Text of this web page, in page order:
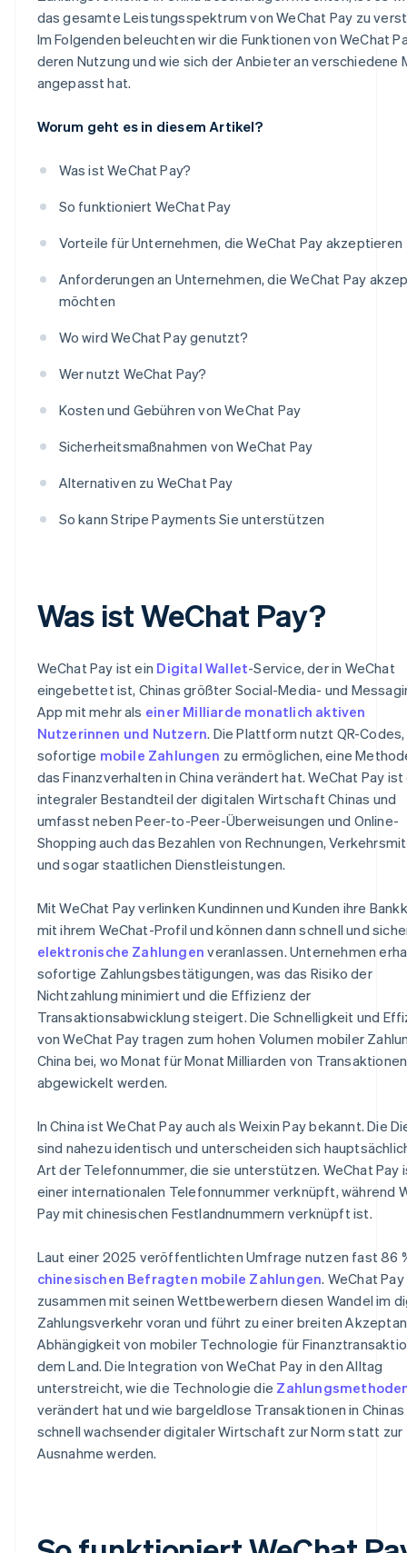
das gesamte Leistungsspektrum von WeChat Pay zu
Im Folgenden beleuchten wir die Funktionen von WeChat
deren Nutzung und wie sich der Anbieter an verschiedene
angepasst hat.
Worum geht es in diesem Artikel?
Was ist WeChat Pay?
So funktioniert WeChat Pay
Vorteile für Unternehmen, die WeChat Pay akzeptieren
Anforderungen an Unternehmen, die WeChat Pay
möchten
Wo wird WeChat Pay genutzt?
Wer nutzt WeChat Pay?
Kosten und Gebühren von WeChat Pay
Sicherheitsmaßnahmen von WeChat Pay
Alternativen zu WeChat Pay
So kann Stripe Payments Sie unterstützen
Was ist WeChat Pay?
WeChat Pay ist ein Digital Wallet-Service, der in WeChat
eingebettet ist, Chinas größter Social-Media- und
App mit mehr als einer Milliarde monatlich aktiven
Nutzerinnen und Nutzern. Die Plattform nutzt QR-Codes,
sofortige mobile Zahlungen zu ermöglichen, eine
das Finanzverhalten in China verändert hat. WeChat Pay ist
integraler Bestandteil der digitalen Wirtschaft Chinas und
umfasst neben Peer-to-Peer-Überweisungen und Online-
Shopping auch das Bezahlen von Rechnungen,
und sogar staatlichen Dienstleistungen.
Mit WeChat Pay verlinken Kundinnen und Kunden ihre
mit ihrem WeChat-Profil und können dann schnell und
elektronische Zahlungen veranlassen. Unternehmen
sofortige Zahlungsbestätigungen, was das Risiko der
Nichtzahlung minimiert und die Effizienz der
Transaktionsabwicklung steigert. Die Schnelligkeit und
von WeChat Pay tragen zum hohen Volumen mobiler
China bei, wo Monat für Monat Milliarden von Transaktionen
abgewickelt werden.
In China ist WeChat Pay auch als Weixin Pay bekannt. Die
sind nahezu identisch und unterscheiden sich
Art der Telefonnummer, die sie unterstützen. WeChat Pay
einer internationalen Telefonnummer verknüpft, während
Pay mit chinesischen Festlandnummern verknüpft ist.
Laut einer 2025 veröffentlichten Umfrage nutzen fast 86
chinesischen Befragten mobile Zahlungen. WeChat
zusammen mit seinen Wettbewerbern diesen Wandel im
Zahlungsverkehr voran und führt zu einer breiten
Abhängigkeit von mobiler Technologie für
dem Land. Die Integration von WeChat Pay in den Alltag
unterstreicht, wie die Technologie die
verändert hat und wie bargeldlose Transaktionen in Chinas
schnell wachsender digitaler Wirtschaft zur Norm statt zur
Ausnahme werden.